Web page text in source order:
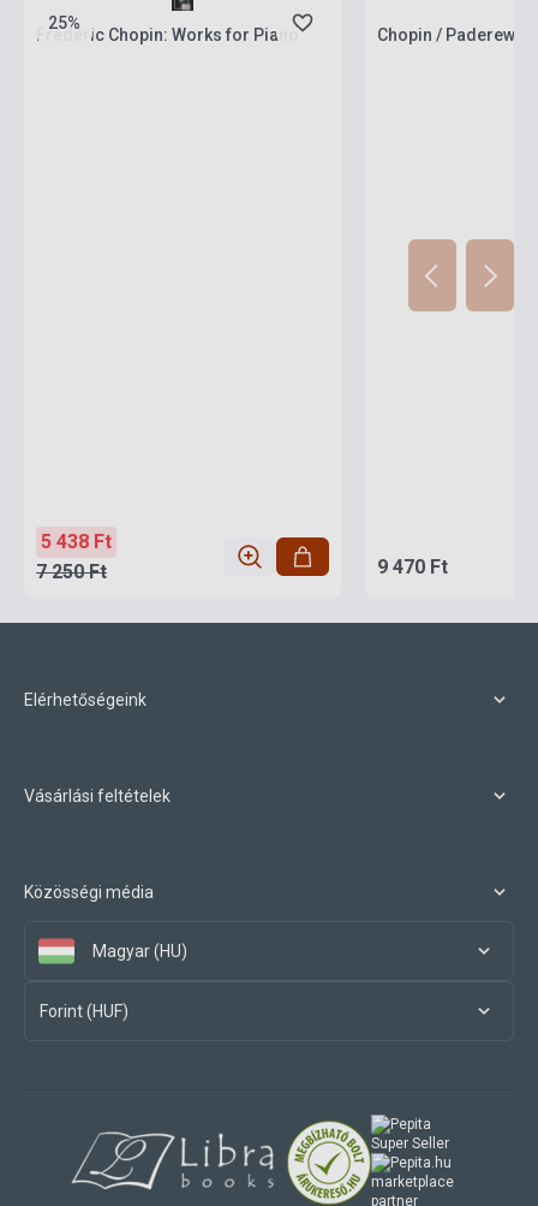
25%
Frédéric Chopin: Works for Piano
5 438 Ft
7 250 Ft
Chopin /
9 470 Ft
Elérhetőségeink
Vásárlási feltételek
Közösségi média
Magyar (HU)
Forint (HUF)
marketplace
partner